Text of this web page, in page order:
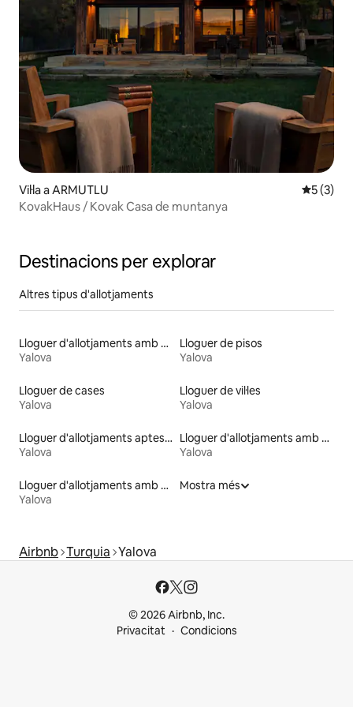
Vil·la a ARMUTLU 5 de
5 (3)
KovakHaus / Kovak Casa de muntanya
Destinacions per explorar
Altres tipus d'allotjaments
Lloguer d'allotjaments amb piscina
Yalova
Lloguer de pisos
Yalova
Lloguer de cases
Yalova
Lloguer de vil·les
Yalova
Lloguer d'allotjaments aptes per a famílies
Yalova
Lloguer d'allotjaments amb accés a la platja
Yalova
Lloguer d'allotjaments amb banyera d'hidromassatge
Yalova
Mostra més
Airbnb Turquia Yalova
© 2026 Airbnb, Inc.
Privacitat
Condicions